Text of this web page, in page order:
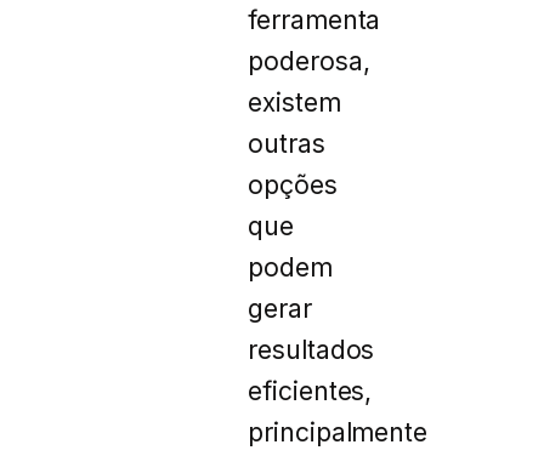
ferramenta
poderosa,
existem
outras
opções
que
podem
gerar
resultados
eficientes,
principalmente